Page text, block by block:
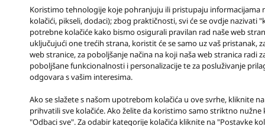
Koristimo tehnologije koje pohranjuju ili pristupaju informacijama
kolačići, pikseli, dodaci); zbog praktičnosti, svi će se ovdje nazivati
potrebne kolačiće kako bismo osigurali pravilan rad naše web
uključujući one trećih strana, koristit će se samo uz vaš pristanak,
web stranice, za poboljšanje načina na koji naša web stranica radi
poboljšane funkcionalnosti i personalizacije te za posluživanje
odgovara s vašim interesima.
Ako se slažete s našom upotrebom kolačića u ove svrhe, kliknite
prihvatili sve kolačiće. Ako želite da koristimo samo striktno nužne
"Odbaci sve". Za odabir kategorije kolačića kliknite na "Postavke